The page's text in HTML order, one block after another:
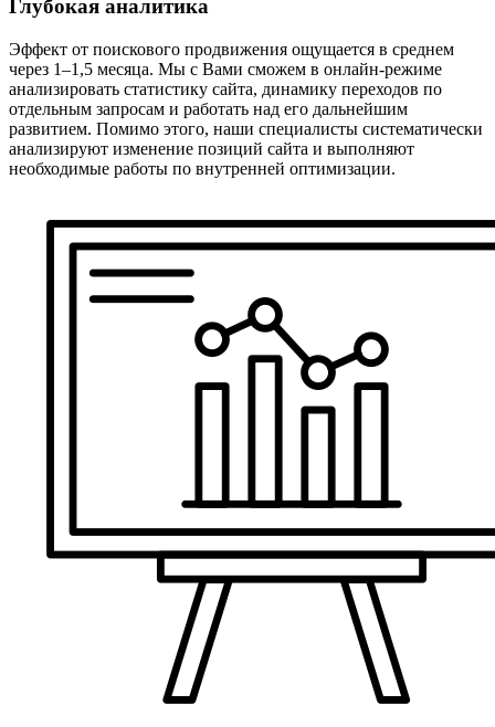
Глубокая аналитика
Эффект от поискового продвижения ощущается в среднем
через 1–1,5 месяца. Мы с Вами сможем в онлайн-режиме
анализировать статистику сайта, динамику переходов по
отдельным запросам и работать над его дальнейшим
развитием. Помимо этого, наши специалисты систематически
анализируют изменение позиций сайта и выполняют
необходимые работы по внутренней оптимизации.